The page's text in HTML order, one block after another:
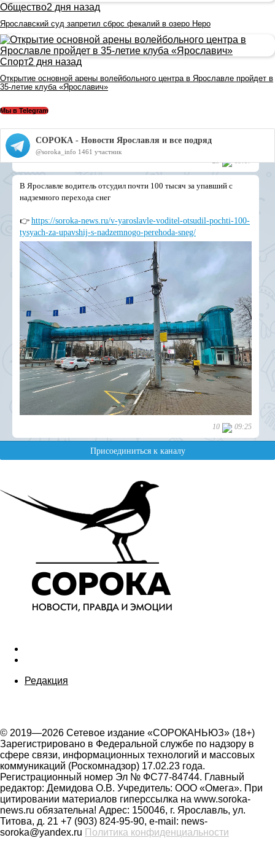
Общество2 дня назад
Ярославский суд запретил сброс фекалий в озеро Неро
Спорт2 дня назад
Открытие основной арены волейбольного центра в Ярославле пройдет в
35-летие клуба «Ярославич»
Мы в Telegram
Редакция
© 2019—2026 Сетевое издание «СОРОКАНЬЮЗ» (18+)
Зарегистрировано в Федеральной службе по надзору в
сфере связи, информационных технологий и массовых
коммуникаций (Роскомнадзор) 17.02.23 года.
Регистрационный номер Эл № ФС77-84744. Главный
редактор: Демидова О.В. Учредитель: ООО «Омега». При
цитировании материалов гиперссылка на www.soroka-
news.ru обязательна! Адрес: 150046, г. Ярославль, ул.
Титова, д. 21 +7 (903) 824-95-90, e-mail: news-
soroka@yandex.ru Политика конфиденциальности